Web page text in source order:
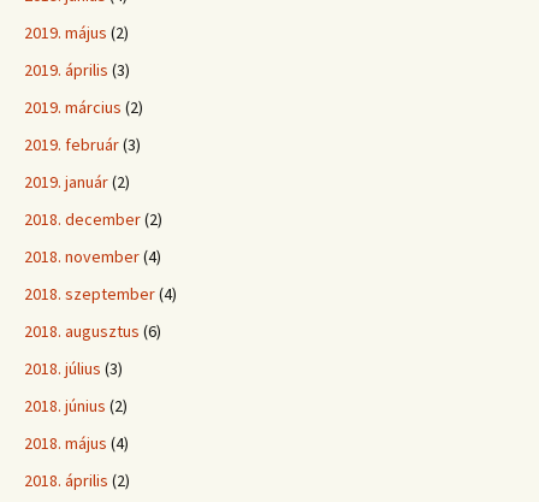
2019. május (2)
2019. április (3)
2019. március (2)
2019. február(3)
2019. január(2)
2018. december(2)
2018. november(4)
2018. szeptember(4)
2018. augusztus (6)
2018. július (3)
2018. június (2)
2018. május (4)
2018. április (2)